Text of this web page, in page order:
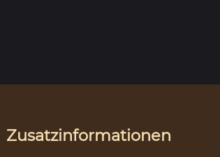
Zusatzinformationen